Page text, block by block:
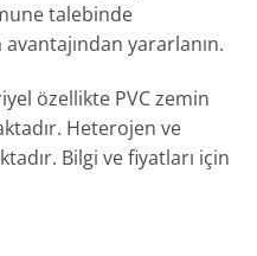
talebinde
yararlanın.
özellikte PVC zemin
Heterojen ve
Bilgi ve fiyatları için